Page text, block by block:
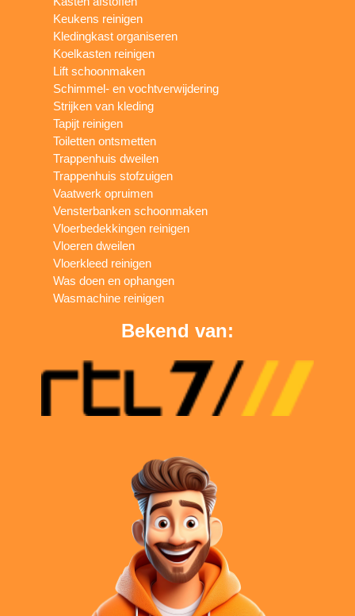
Keukens reinigen
Kledingkast organiseren
Koelkasten reinigen
Lift schoonmaken
Schimmel- en vochtverwijdering
Strijken van kleding
Tapijt reinigen
Toiletten ontsmetten
Trappenhuis dweilen
Trappenhuis stofzuigen
Vaatwerk opruimen
Vensterbanken schoonmaken
Vloerbedekkingen reinigen
Vloeren dweilen
Vloerkleed reinigen
Was doen en ophangen
Wasmachine reinigen
Bekend van: